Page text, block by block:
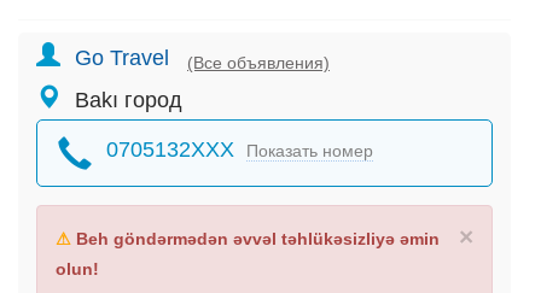
Go Travel (Все объявления)
Bakı город
0705132XXX Показать номер
×
⚠ Beh göndərmədən əvvəl təhlükəsizliyə əmin
olun!